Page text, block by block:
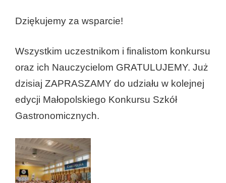
Dziękujemy za wsparcie!
Wszystkim uczestnikom i finalistom konkursu
oraz ich Nauczycielom GRATULUJEMY. Już
dzisiaj ZAPRASZAMY do udziału w kolejnej
edycji Małopolskiego Konkursu Szkół
Gastronomicznych.